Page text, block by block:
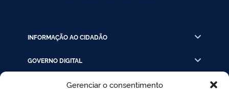
Gerenciar o consentimento
INFORMAÇÃO AO CIDADÃO
GOVERNO DIGITAL
INSTRUÇÃO PROCESSUAL